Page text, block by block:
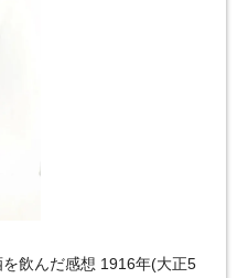
飲んだ感想 1916年(大正5